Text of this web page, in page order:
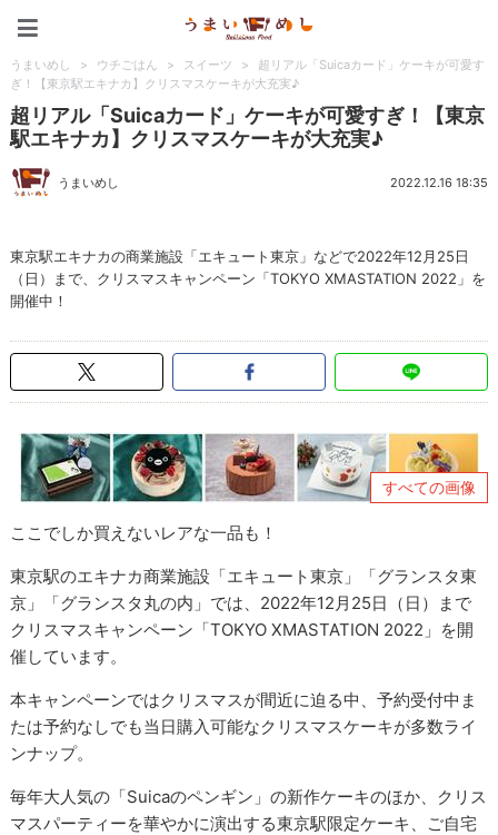
うまいめし > ウチごはん > スイーツ >
超リアル「Suicaカード」ケーキが可愛す
ぎ！【東京駅エキナカ】クリスマスケーキが大充実♪
超リアル「Suicaカード」ケーキが可愛すぎ！【東京
駅エキナカ】クリスマスケーキが大充実♪
うまいめし 2022.12.16 18:35
東京駅エキナカの商業施設「エキュート東京」などで2022年12月25日
（日）まで、クリスマスキャンペーン「TOKYO XMASTATION 2022」を
開催中！
すべての画像
ここでしか買えないレアな一品も！
東京駅のエキナカ商業施設「エキュート東京」「グランスタ東
京」「グランスタ丸の内」では、2022年12月25日（日）まで
クリスマスキャンペーン「TOKYO XMASTATION 2022」を開
催しています。
本キャンペーンではクリスマスが間近に迫る中、予約受付中ま
たは予約なしでも当日購入可能なクリスマスケーキが多数ライ
ンナップ。
毎年大人気の「Suicaのペンギン」の新作ケーキのほか、クリス
マスパーティーを華やかに演出する東京駅限定ケーキ、ご自宅